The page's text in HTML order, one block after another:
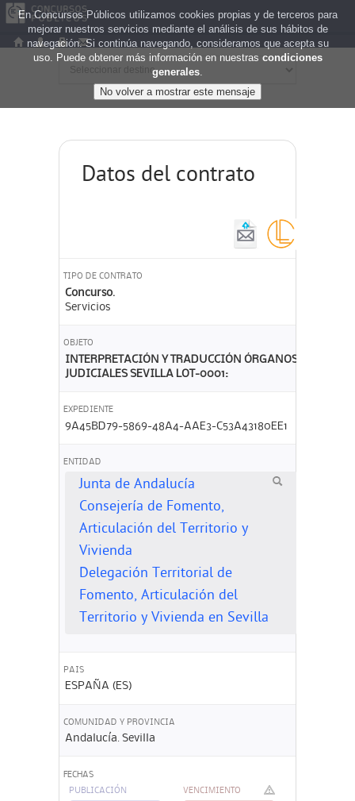
Datos del contrato
TIPO DE CONTRATO
Concurso.
Servicios
OBJETO
INTERPRETACIÓN Y TRADUCCIÓN ÓRGANOS
JUDICIALES SEVILLA LOT-0001:
EXPEDIENTE
9A45BD79-5869-48A4-AAE3-C53A43180EE1
ENTIDAD
Junta de Andalucía
Consejería de Fomento,
Articulación del Territorio y
Vivienda
Delegación Territorial de
Fomento, Articulación del
Territorio y Vivienda en Sevilla
PAIS
ESPAÑA (ES)
COMUNIDAD Y PROVINCIA
Andalucía. Sevilla
FECHAS
PUBLICACIÓN VENCIMIENTO
En Concursos Públicos utilizamos cookies propias y de terceros para
mejorar nuestros servicios mediante el análisis de sus hábitos de
navegación. Si continúa navegando, consideramos que acepta su
uso. Puede obtener más información en nuestras condiciones
generales.